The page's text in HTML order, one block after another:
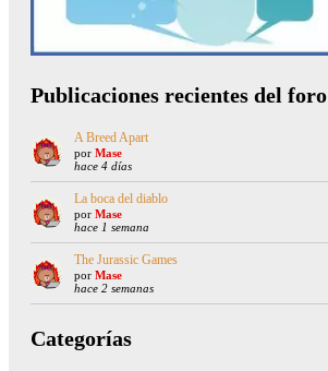
Publicaciones recientes del foro
A Breed Apart
por Mase
hace 4 días
La boca del diablo
por Mase
hace 1 semana
The Jurassic Games
por Mase
hace 2 semanas
Categorías